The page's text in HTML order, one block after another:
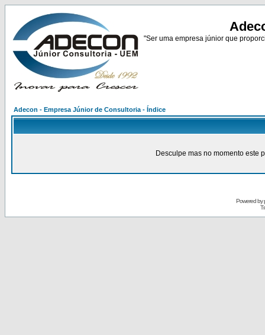
"Ser uma empresa júnior que
Adecon - Empresa Júnior de Consultoria - Índice
Desculpe mas no momento este
Powered by